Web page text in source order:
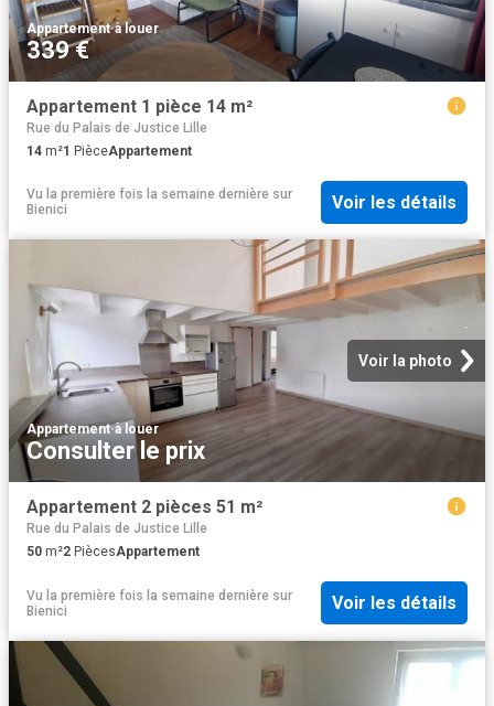
Appartement·à louer
339 €
Appartement 1 pièce 14 m²
Rue du Palais de Justice Lille
14 m²1 PièceAppartement
Vu la première fois la semaine dernière sur
Bienici
Voir les détails
Voir la photo
Appartement·à louer
Consulter le prix
Appartement 2 pièces 51 m²
Rue du Palais de Justice Lille
50 m²2 PiècesAppartement
Vu la première fois la semaine dernière sur
Bienici
Voir les détails